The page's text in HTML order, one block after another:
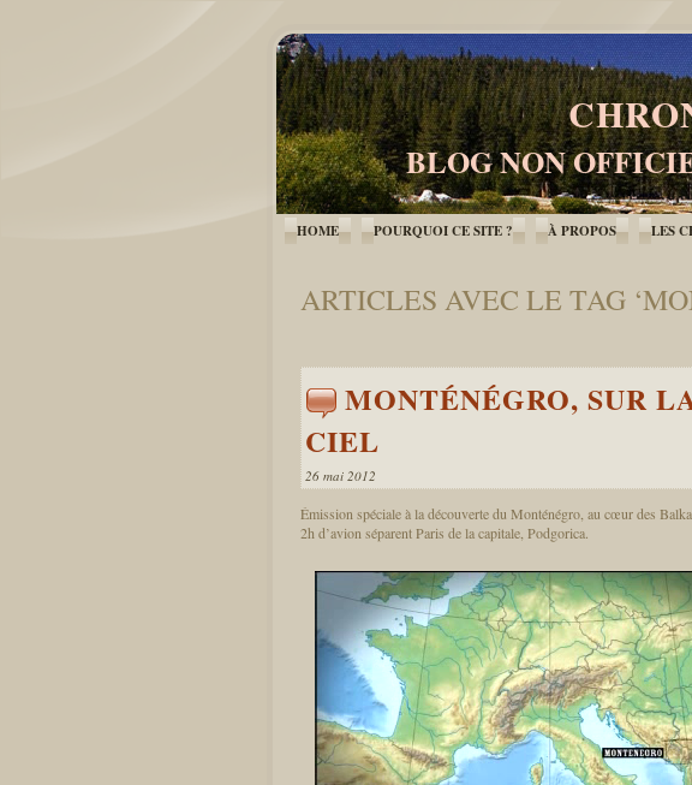
BLOG NON
HOME POURQUOI CE SITE ? À PROPOS LES
ARTICLES AVEC LE TAG
MONTÉNÉGRO, SUR
CIEL
26 mai 2012
Émission spéciale à la découverte du Monténégro, au cœur des
2h d’avion séparent Paris de la capitale, Podgorica.